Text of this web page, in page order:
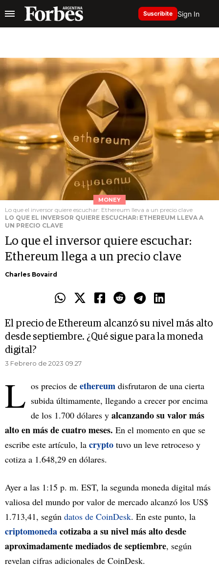
Suscribite Sign In
MONEY
Lo que el inversor quiere escuchar: Ethereum lleva a un precio clave
LO QUE EL INVERSOR QUIERE ESCUCHAR: ETHEREUM LLEVA A
UN PRECIO CLAVE
Lo que el inversor quiere escuchar:
Ethereum llega a un precio clave
Charles Bovaird
El precio de Ethereum alcanzó su nivel más alto
desde septiembre. ¿Qué sigue para la moneda
digital?
3 Febrero de 2023 09.27
L os precios de ethereum disfrutaron de una cierta
subida últimamente, llegando a crecer por encima
de los 1.700 dólares y alcanzando su valor más
alto en más de cuatro meses. En el momento en que se
escribe este artículo, la crypto tuvo un leve retroceso y
cotiza a 1.648,29 en dólares.
Ayer a las 1:15 p. m. EST, la segunda moneda digital más
valiosa del mundo por valor de mercado alcanzó los US$
1.713,41, según datos de CoinDesk. En este punto, la
criptomonedacotizaba a su nivel más alto desde
aproximadamente mediados de septiembre, según
revelan cifras adicionales de CoinDesk.